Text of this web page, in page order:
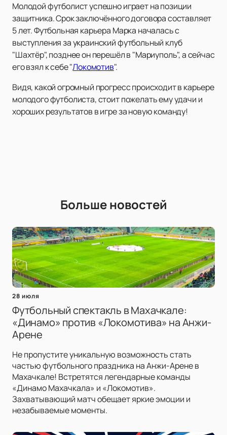
Молодой футболист успешно играет на позиции
защитника. Срок заключённого договора составляет
5 лет. Футбольная карьера Марка началась с
выступления за украинский футбольный клуб
"Шахтёр", позднее он перешёл в "Мариуполь", а сейчас
его взял к себе "Локомотив".
Видя, какой огромный прогресс происходит в карьере
молодого футболиста, стоит пожелать ему удачи и
хороших результатов в игре за новую команду!
Больше новостей
28 июля
Футбольный спектакль в Махачкале:
«Динамо» против «Локомотива» на Анжи-
Арене
Не пропустите уникальную возможность стать
частью футбольного праздника на Анжи-Арене в
Махачкале! Встретятся легендарные команды
«Динамо Махачкала» и «Локомотив».
Захватывающий матч обещает яркие эмоции и
незабываемые моменты.